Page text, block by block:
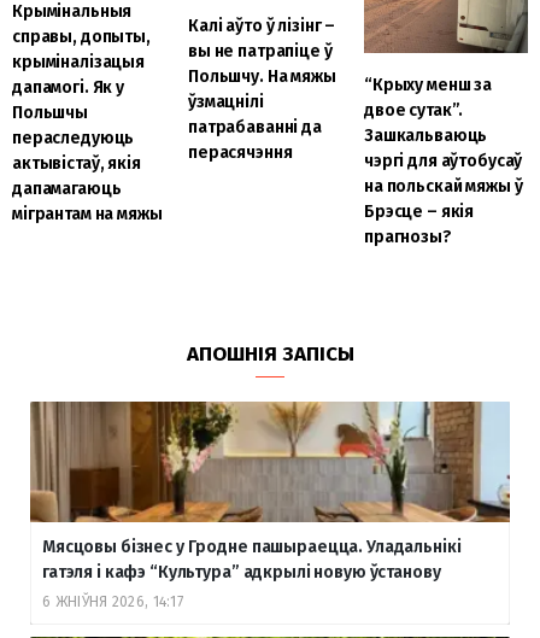
Крымінальныя
справы, допыты,
крыміналізацыя
дапамогі. Як у
Польшчы
пераследуюць
актывістаў, якія
дапамагаюць
мігрантам на мяжы
Калі аўто ў лізінг –
вы не патрапіце ў
Польшчу. На мяжы
ўзмацнілі
патрабаванні да
перасячэння
“Крыху менш за
двое сутак”.
Зашкальваюць
чэргі для аўтобусаў
на польскай мяжы ў
Брэсце – якія
прагнозы?
АПОШНІЯ ЗАПІСЫ
Мясцовы бізнес у Гродне пашыраецца. Уладальнікі
гатэля і кафэ “Культура” адкрылі новую ўстанову
6 ЖНІЎНЯ 2026, 14:17